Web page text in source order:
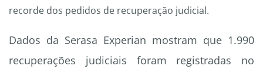
recorde dos pedidos de recuperação judicial.
Dados da Serasa Experian mostram que 1.990
recuperações judiciais foram registradas no